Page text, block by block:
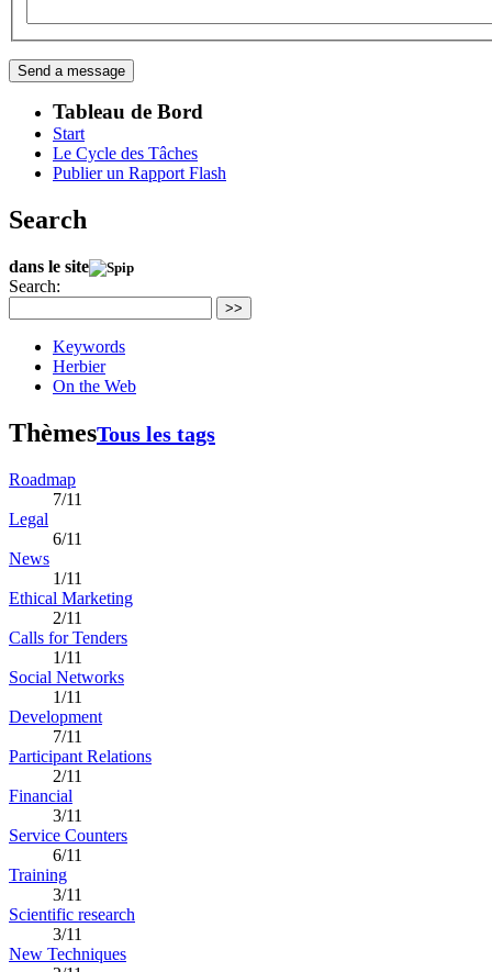
Tableau de Bord
Start
Le Cycle des Tâches
Publier un Rapport Flash
Search
dans le site
Search:
>>
Keywords
Herbier
On the Web
ThèmesTous les tags
Roadmap
7/11
Legal
6/11
News
1/11
Ethical Marketing
2/11
Calls for Tenders
1/11
Social Networks
1/11
Development
7/11
Participant Relations
2/11
Financial
3/11
Service Counters
6/11
Training
3/11
Scientific research
3/11
New Techniques